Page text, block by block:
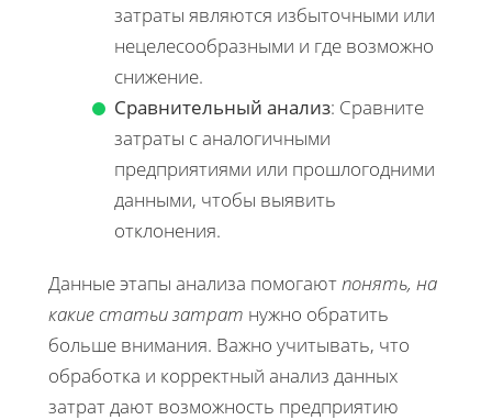
затраты являются избыточными или
нецелесообразными и где возможно
снижение.
Сравнительный анализ: Сравните
затраты с аналогичными
предприятиями или прошлогодними
данными, чтобы выявить
отклонения.
Данные этапы анализа помогаютпонять, на
какие статьи затрат нужно обратить
больше внимания. Важно учитывать, что
обработка и корректный анализ данных
затрат дают возможность предприятию